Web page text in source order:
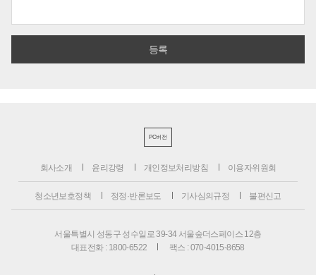
PC버전
회사소개 윤리강령 개인정보처리방침 이용자위원회
청소년보호정책 정정·반론보도 기사심의규정 불편신고
서울특별시 성동구 성수일로 39-34 서울숲더스페이스 12층
대표전화 : 1800-6522
팩스 : 070-4015-8658